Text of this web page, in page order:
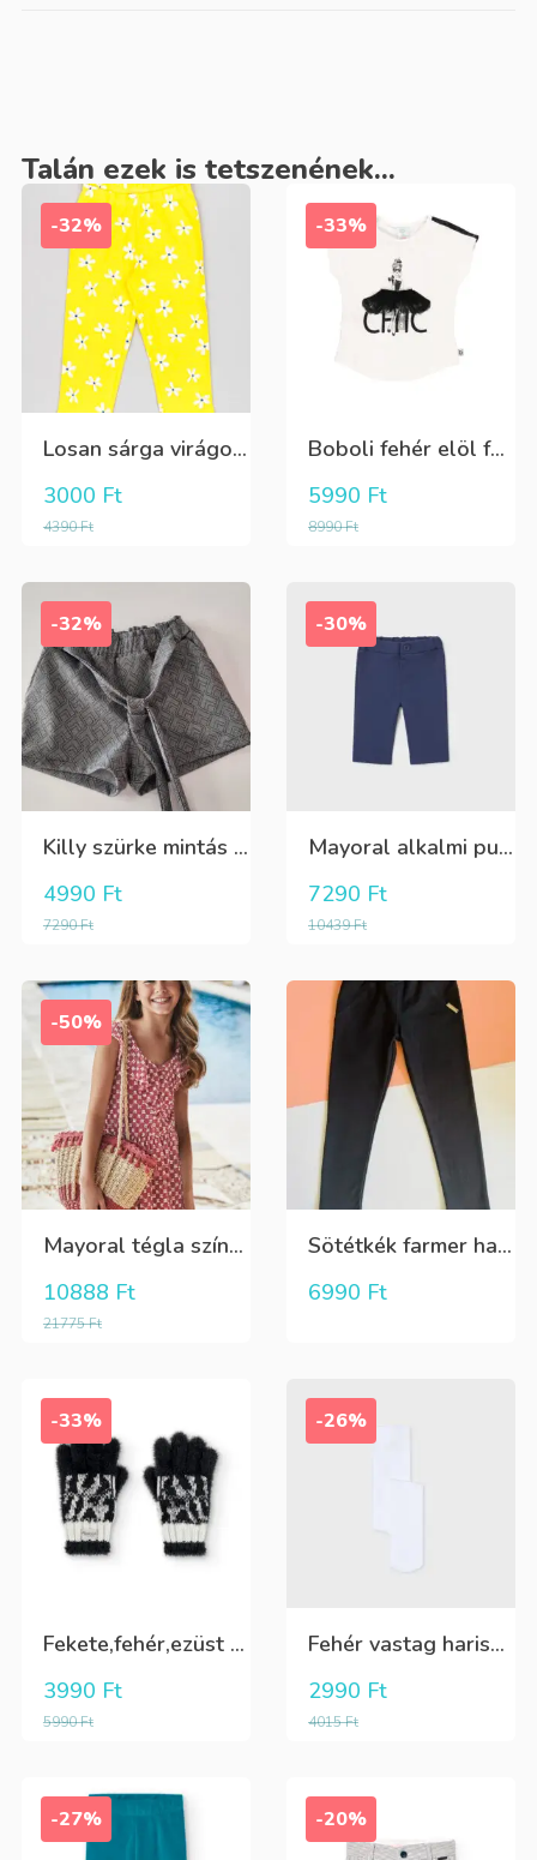
Talán ezek is tetszenének...
-32%
Losan sárga virágos 3/4-es leggings
4390Ft
3000 Ft
-33%
Boboli fehér elöl fekete tüll+gyöngyös csini póló
8990Ft
5990 Ft
-32%
Killy szürke mintás rövidnadrág
7290Ft
4990 Ft
-30%
Mayoral alkalmi puha kék élre vasalt nadrág, behúzható derékrésszel
10439Ft
7290 Ft
-50%
Mayoral tégla színű kisvirág mintás nyári lenge ruha
21775Ft
10888 Ft
Sötétkék farmer hatású kényelmes nadrág
6990 Ft
-33%
Fekete,fehér,ezüst kötött kesztyű
5990Ft
3990 Ft
-26%
Fehér vastag harisnya, puha meleg
4015Ft
2990 Ft
-27% -20%